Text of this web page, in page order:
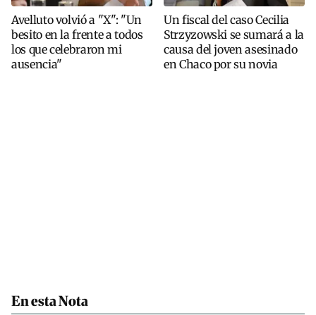
Avelluto volvió a "X": "Un
besito en la frente a todos
los que celebraron mi
ausencia"
Un fiscal del caso Cecilia
Strzyzowski se sumará a la
causa del joven asesinado
en Chaco por su novia
En esta Nota